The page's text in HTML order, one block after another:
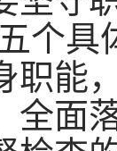
个
职能
全面